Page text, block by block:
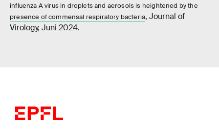
influenza A virus in droplets and aerosols is heightened by the
presence of commensal respiratory bacteria, Journal of
Virology, Juni 2024.